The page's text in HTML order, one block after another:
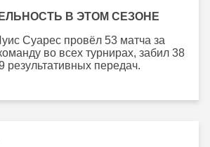
В ЭТОМ СЕЗОНЕ
Суарес провёл 53 матча за
во всех турнирах, забил 38
результативных передач.